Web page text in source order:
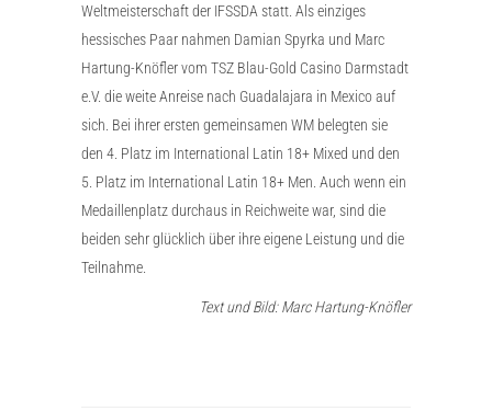
Weltmeisterschaft der IFSSDA statt. Als einziges
hessisches Paar nahmen Damian Spyrka und Marc
Hartung-Knöfler vom TSZ Blau-Gold Casino Darmstadt
e.V. die weite Anreise nach Guadalajara in Mexico auf
sich. Bei ihrer ersten gemeinsamen WM belegten sie
den 4. Platz im International Latin 18+ Mixed und den
5. Platz im International Latin 18+ Men. Auch wenn ein
Medaillenplatz durchaus in Reichweite war, sind die
beiden sehr glücklich über ihre eigene Leistung und die
Teilnahme.
Text und Bild: Marc Hartung-Knöfler